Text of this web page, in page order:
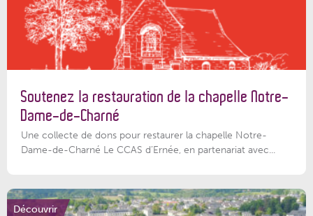
Soutenez la restauration de la chapelle Notre-
Dame-de-Charné
Une collecte de dons pour restaurer la chapelle Notre-
Dame-de-Charné Le CCAS d’Ernée, en partenariat avec...
Découvrir